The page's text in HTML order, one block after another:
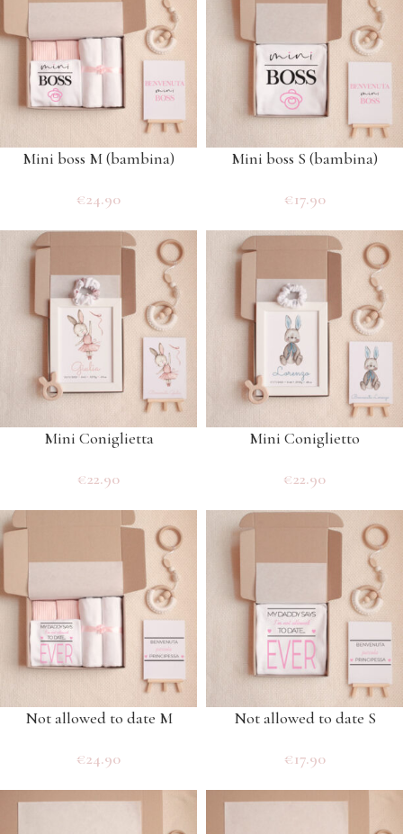
Mini boss M (bambina)
€24.90
Mini boss S (bambina)
€17.90
Mini Coniglietta
€22.90
Mini Coniglietto
€22.90
Not allowed to date M
€24.90
Not allowed to date S
€17.90